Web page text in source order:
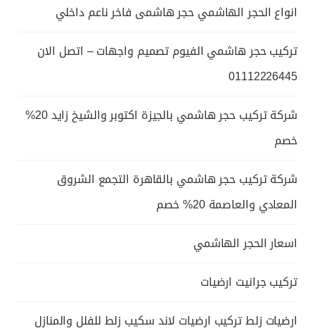
انواع الحجر الهاشمي حجر هاشمى فاخر ناعم داخلي
تركيب حجر هاشمي الفيوم تصميم واجهات – اتصل الان
01112226445
شركة تركيب حجر هاشمي بالجيزة اكتوبر والشيخ زايد 20%
خصم
شركة تركيب حجر هاشمي بالقاهرة التجمع الشروق
المعادي والعاصمة 20% خصم
اسعار الحجر الهاشمي
تركيب جرانيت ارضيات
ارضيات زلط تركيب ارضيات لاند سكيب زلط للفلل والمنازل